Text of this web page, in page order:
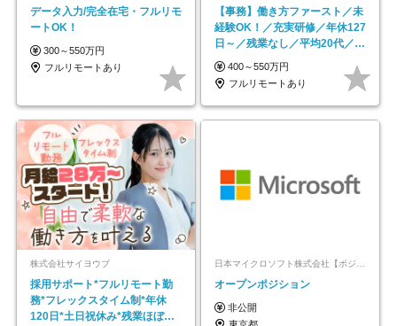
データ入力/完全在宅・フルリモ
ートOK！
300～550万円
フルリモートあり
【事務】働き方ファースト／未
経験OK！／充実研修／年休127
日～／残業なし／平均20代／リ
モートOK
400～550万円
フルリモートあり
株式会社サイヨウブ
採用サポート*フルリモート勤
務*フレックスタイム制*年休
120日*土日祝休み*残業ほぼな
日本マイクロソフト株式会社【ポジションマッチ登録】
オープンポジション
非公開